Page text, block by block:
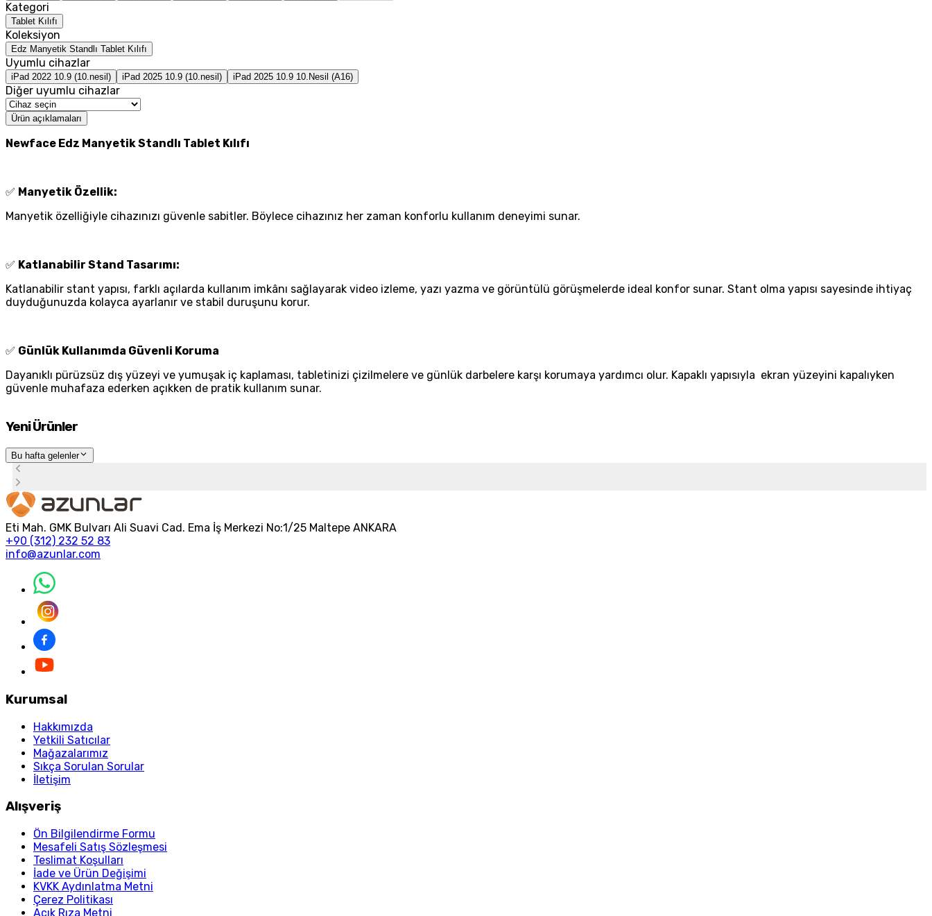
Kategori
Tablet Kılıfı
Koleksiyon
Edz Manyetik Standlı Tablet Kılıfı
Uyumlu cihazlar
iPad 2022 10.9 (10.nesil) iPad 2025 10.9 (10.nesil) iPad 2025 10.9 10.Nesil (A16)
Diğer uyumlu cihazlar
Ürün açıklamaları
Newface Edz Manyetik Standlı Tablet Kılıfı
✅ Manyetik Özellik:
Manyetik özelliğiyle cihazınızı güvenle sabitler. Böylece cihazınız her zaman konforlu kullanım deneyimi sunar.
✅ Katlanabilir Stand Tasarımı:
Katlanabilir stant yapısı, farklı açılarda kullanım imkânı sağlayarak video izleme, yazı yazma ve görüntülü görüşmelerde ideal konfor sunar. Stant olma yapısı sayesinde ihtiyaç
duyduğunuzda kolayca ayarlanır ve stabil duruşunu korur.
✅ Günlük Kullanımda Güvenli Koruma
Dayanıklı pürüzsüz dış yüzeyi ve yumuşak iç kaplaması, tabletinizi çizilmelere ve günlük darbelere karşı korumaya yardımcı olur. Kapaklı yapısıyla ekran yüzeyini kapalıyken
güvenle muhafaza ederken açıkken de pratik kullanım sunar.
Yeni Ürünler
Bu hafta gelenler
Eti Mah. GMK Bulvarı Ali Suavi Cad. Ema İş Merkezi No:1/25 Maltepe ANKARA
+90 (312) 232 52 83
info@azunlar.com
Kurumsal
Hakkımızda
Yetkili Satıcılar
Mağazalarımız
Sıkça Sorulan Sorular
İletişim
Alışveriş
Ön Bilgilendirme Formu
Mesafeli Satış Sözleşmesi
Teslimat Koşulları
İade ve Ürün Değişimi
KVKK Aydınlatma Metni
Çerez Politikası
Açık Rıza Metni